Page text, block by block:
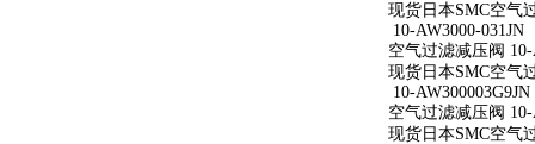
现货日本SMC空气
10-AW3000-031JN
空气过滤减压阀 10-
现货日本SMC空气
10-AW300003G9JN
空气过滤减压阀 10-
现货日本SMC空气